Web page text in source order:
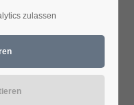
als
Ländlichkeit auf dem
mit
jenseits der
hat mit neuen digitalen
Wohnen befördert.
zulassen